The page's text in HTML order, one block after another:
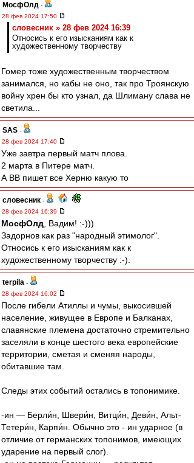
МосфОлд -
28 фев 2024 17:50
словесник » 28 фев 2024 16:39
Относись к его изысканиям как к
художественному творчеству
Гомер тоже художественным творчеством
занимался, но кабы не оно, так про Троянскую
войну хрен бы кто узнал, да Шлиману слава не
светила...
SAS -
28 фев 2024 17:40
Уже завтра первый матч плова.
2 марта в Питере матч.
А ВВ пишет все Херню какую то
словесник -
28 фев 2024 16:39
МосфОлд , Вадим! :-)))
Задорнов как раз "народный этимолог".
Относись к его изысканиям как к
художественному творчеству :-).
terpila -
28 фев 2024 16:02
После гибели Атиллы и чумы, выкосившей
население, живущее в Европе и Балканах,
славянские племена достаточно стремительно
заселяли в конце шестого века европейские
территории, сметая и сменяя народы,
обитавшие там.
Следы этих событий остались в топонимике.
-ин — Берли́н, Швери́н, Витци́н, Деви́н, Альт-
Тетери́н, Карпи́н. Обычно это - ин ударное (в
отличие от германских топонимов, имеющих
ударение на первый слог).